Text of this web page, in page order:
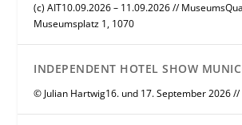
(c) AIT10.09.2026 – 11.09.2026 //
Museumsplatz 1, 1070
INDEPENDENT HOTEL SHOW
© Julian Hartwig16. und 17. September 2026